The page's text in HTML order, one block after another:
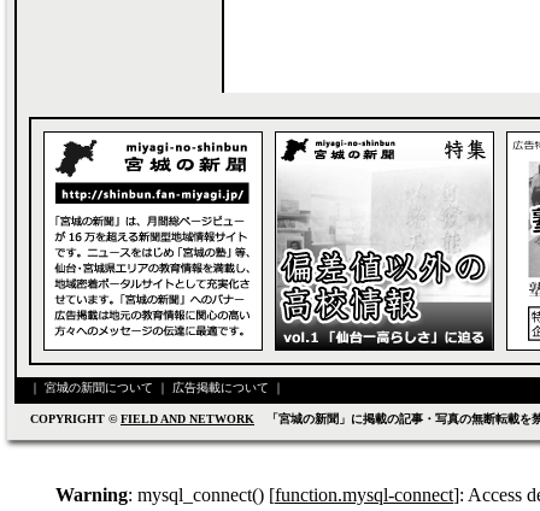
｜ 宮城の新聞について ｜ 広告掲載について ｜
COPYRIGHT ©FIELD AND NETWORK 「宮城の新聞」に掲載の記事・写真の無断転載
Warning: mysql_connect() [function.mysql-connect]: Access